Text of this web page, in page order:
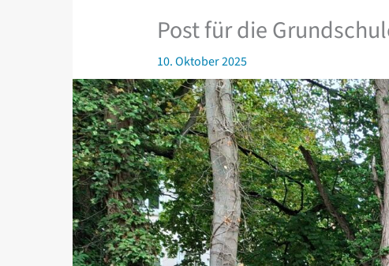
Post für die
10. Oktober 2025